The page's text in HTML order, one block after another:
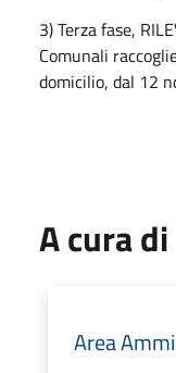
3) Terza fase,
Comunali
domicilio, dal 12
A cura di
Area